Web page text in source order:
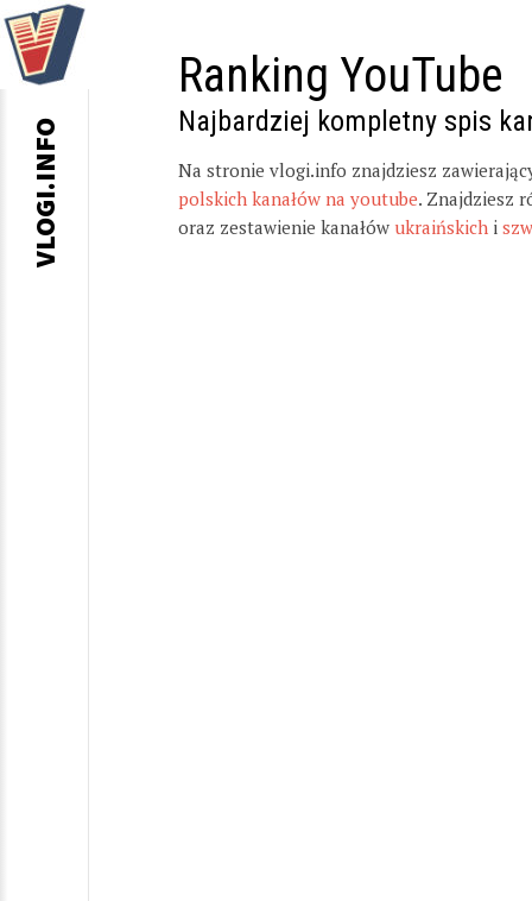
Ranking YouTube
Najbardziej kompletny spis
Na stronie vlogi.info znajdziesz
polskich kanałów na youtube. Znajdziesz
oraz zestawienie kanałów ukraińskich i
VLOGI.INFO